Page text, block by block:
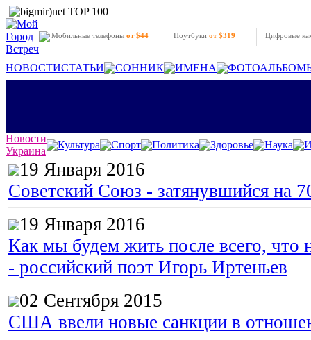
Мобильные телефоны от $44 Ноутбукиот $319 Цифровые
НОВОСТИСТАТЬИ СОННИК ИМЕНА
Новости
Украина
Культура Спорт Политика Здоровье Наука
19 Января 2016
Советский Союз - затянувшийся на
19 Января 2016
Как мы будем жить после всего, что
- российский поэт Игорь Иртеньев
02 Сентября 2015
США ввели новые санкции в